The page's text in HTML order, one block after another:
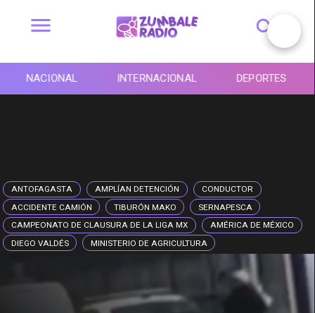
NACIONAL INTERNACIONAL DEPORTES
ANTOFAGASTA AMPLÍAN DETENCIÓN
CONDUCTOR
ACCIDENTE CAMIÓN
TIBURÓN MAKO
SERNAPESCA
CAMPEONATO DE CLAUSURA DE LA LIGA MX
AMÉRICA DE MÉXICO
DIEGO VALDÉS
MINISTERIO DE AGRICULTURA